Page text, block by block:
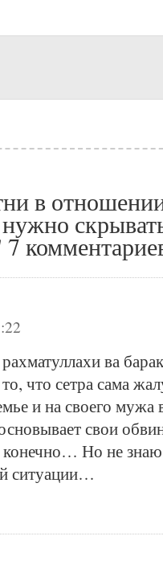
в
ва
что сетра сама
и на своего мужа
свои
конечно… Но не
ситуации…